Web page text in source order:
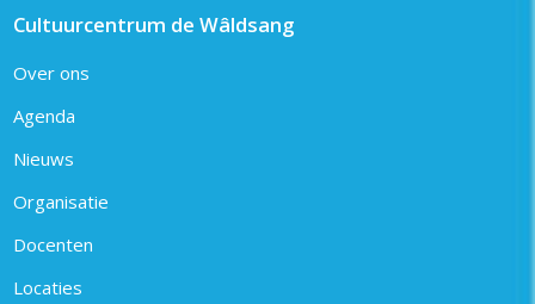
Cultuurcentrum de Wâldsang
Over ons
Agenda
Nieuws
Organisatie
Docenten
Locaties